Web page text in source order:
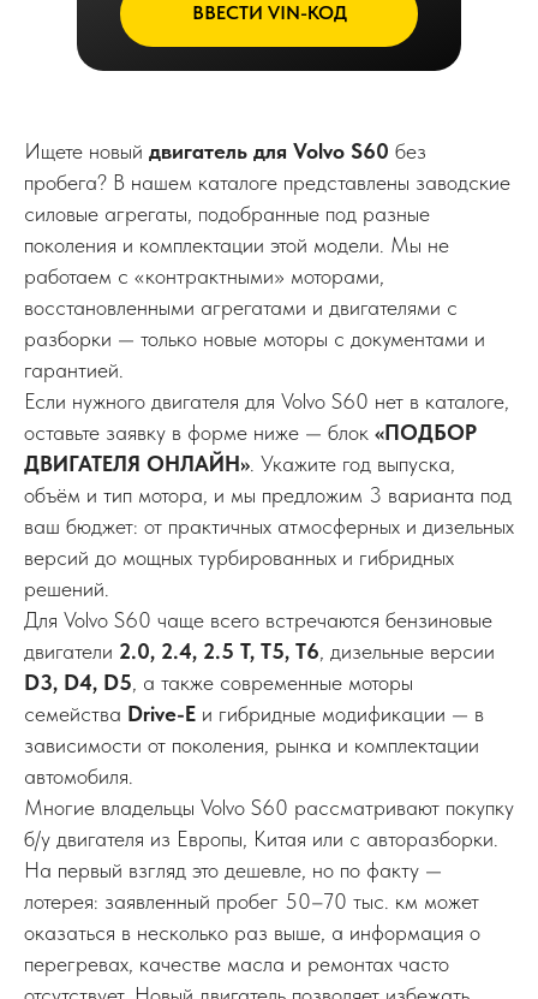
ВВЕСТИ VIN-КОД
Ищете новый двигатель для Volvo S60 без
пробега? В нашем каталоге представлены заводские
силовые агрегаты, подобранные под разные
поколения и комплектации этой модели. Мы не
работаем с «контрактными» моторами,
восстановленными агрегатами и двигателями с
разборки — только новые моторы с документами и
гарантией.
Если нужного двигателя для Volvo S60 нет в каталоге,
оставьте заявку в форме ниже — блок «ПОДБОР
ДВИГАТЕЛЯ ОНЛАЙН» . Укажите год выпуска,
объём и тип мотора, и мы предложим 3 варианта под
ваш бюджет: от практичных атмосферных и дизельных
версий до мощных турбированных и гибридных
решений.
Для Volvo S60 чаще всего встречаются бензиновые
двигатели 2.0, 2.4, 2.5 T, T5, T6 , дизельные версии
D3, D4, D5 , а также современные моторы
семейства Drive-E и гибридные модификации — в
зависимости от поколения, рынка и комплектации
автомобиля.
Многие владельцы Volvo S60 рассматривают покупку
б/у двигателя из Европы, Китая или с авторазборки.
На первый взгляд это дешевле, но по факту —
лотерея: заявленный пробег 50–70 тыс. км может
оказаться в несколько раз выше, а информация о
перегревах, качестве масла и ремонтах часто